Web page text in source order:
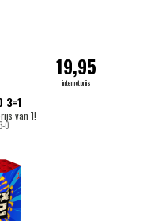
3=1
van 1!
0
19,95
internetprijs